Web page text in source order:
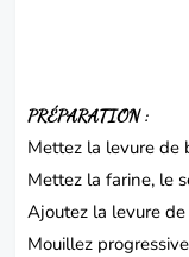
PRÉPARATION :
Mettez la levure de
Mettez la farine, le
Ajoutez la levure
Mouillez